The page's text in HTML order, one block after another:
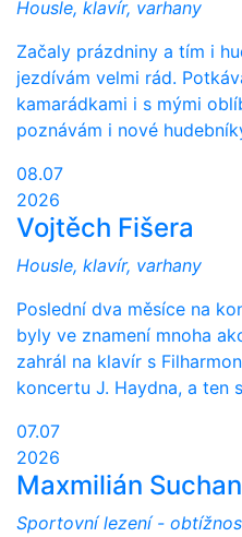
Housle, klavír, varhany
Začaly prázdniny a tím i
jezdívám velmi rád.
kamarádkami i s mými
poznávám i nové
08.07
2026
Vojtěch Fišera
Housle, klavír, varhany
Poslední dva měsíce na
byly ve znamení mnoha
zahrál na klavír s
koncertu J. Haydna, a ten
07.07
2026
Maxmilián Suchan
Sportovní lezení -